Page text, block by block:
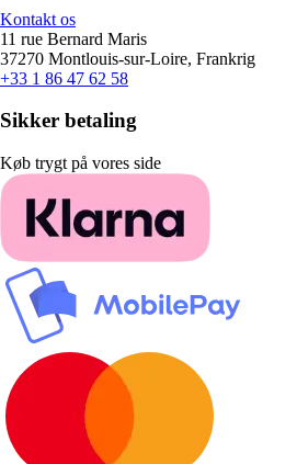
Kontakt os
11 rue Bernard Maris
37270 Montlouis-sur-Loire, Frankrig
+33 1 86 47 62 58
Sikker betaling
Køb trygt på vores side